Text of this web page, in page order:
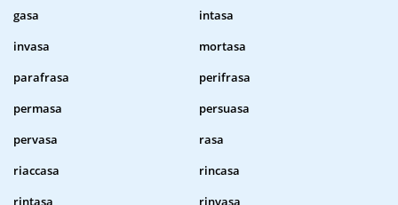
gasa
intasa
invasa
mortasa
parafrasa
perifrasa
permasa
persuasa
pervasa
rasa
riaccasa
rincasa
rintasa
rinvasa